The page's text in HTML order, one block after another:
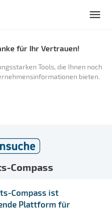
für Ihr Vertrauen!
Tools, die Ihnen noch
bieten.
Compass
Compass ist
Plattform für